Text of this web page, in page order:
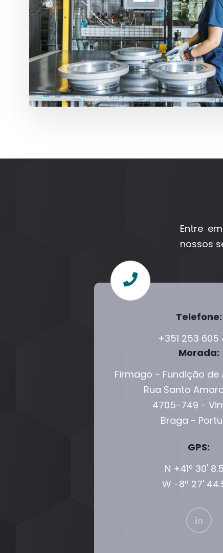
Entre
nossos
Telefone:
+351 253 605
Morada:
Firmago - Fundição de
Rua Santo
4705-749 -
Braga -
GPS:
N +41º 30'
W -8º 27'